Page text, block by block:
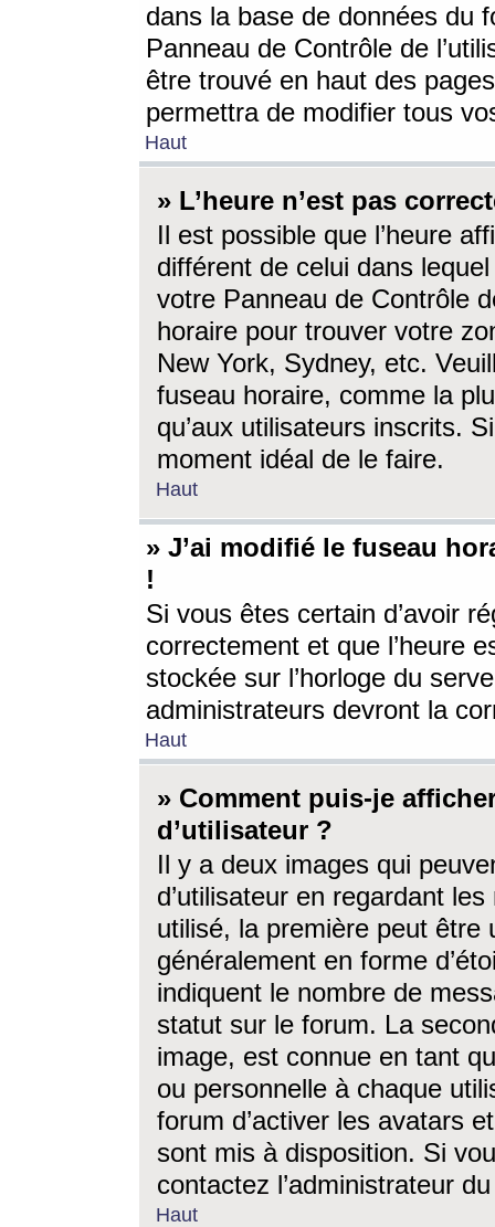
dans la base de données du
Panneau de Contrôle de
être trouvé en haut des
permettra de modifier tous
Haut
» L’heure n’est pas
Il est possible que l’heure
différent de celui dans
votre Panneau de Contrôle
horaire pour trouver votre
New York, Sydney, etc.
fuseau horaire, comme la
qu’aux utilisateurs inscrits.
moment idéal de le faire.
Haut
» J’ai modifié le fuseau
!
Si vous êtes certain d’avoir
correctement et que l’heure
stockée sur l’horloge du
administrateurs devront la
Haut
» Comment puis-je
d’utilisateur ?
Il y a deux images qui
d’utilisateur en regardant
utilisé, la première peut être
généralement en forme
indiquent le nombre de
statut sur le forum. La
image, est connue en tant
ou personnelle à chaque
forum d’activer les avatars
sont mis à disposition. Si
contactez l’administrateur
Haut